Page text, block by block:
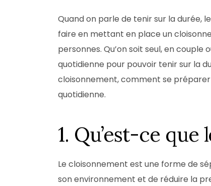
Quand on parle de tenir sur la durée,
faire en mettant en place un
personnes. Qu’on soit seul, en couple
quotidienne pour pouvoir tenir sur la
cloisonnement, comment se
quotidienne.
1. Qu’est-ce
Le cloisonnement est une forme de
son environnement et de réduire la